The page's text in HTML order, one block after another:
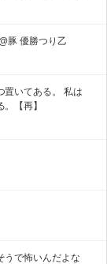
豚 優勝つり乙
置いてある。 私は
【再】
うで怖いんだよな